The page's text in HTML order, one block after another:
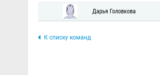
Дарья Головкова
К списку команд